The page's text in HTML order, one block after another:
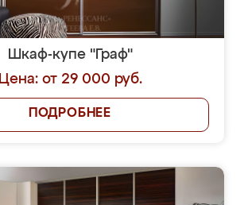
Шкаф-купе "Граф"
Цена: от 29 000 руб.
ПОДРОБНЕЕ